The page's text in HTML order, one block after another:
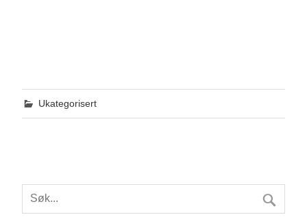
Ukategorisert